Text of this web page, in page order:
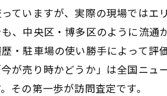
ていますが、実際の現場ではエ
、中央区・博多区のように流通
・駐車場の使い勝手によって評
が売り時かどうか」は全国ニ
その第一歩が訪問査定です。